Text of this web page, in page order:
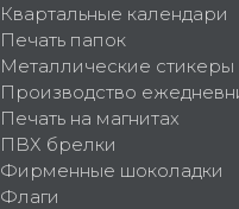
Квартальные календари
Печать папок
Металлические стикеры
Производство
Печать на магнитах
ПВХ брелки
Фирменные шоколадки
Флаги